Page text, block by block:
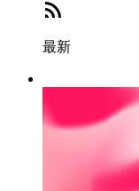
最新